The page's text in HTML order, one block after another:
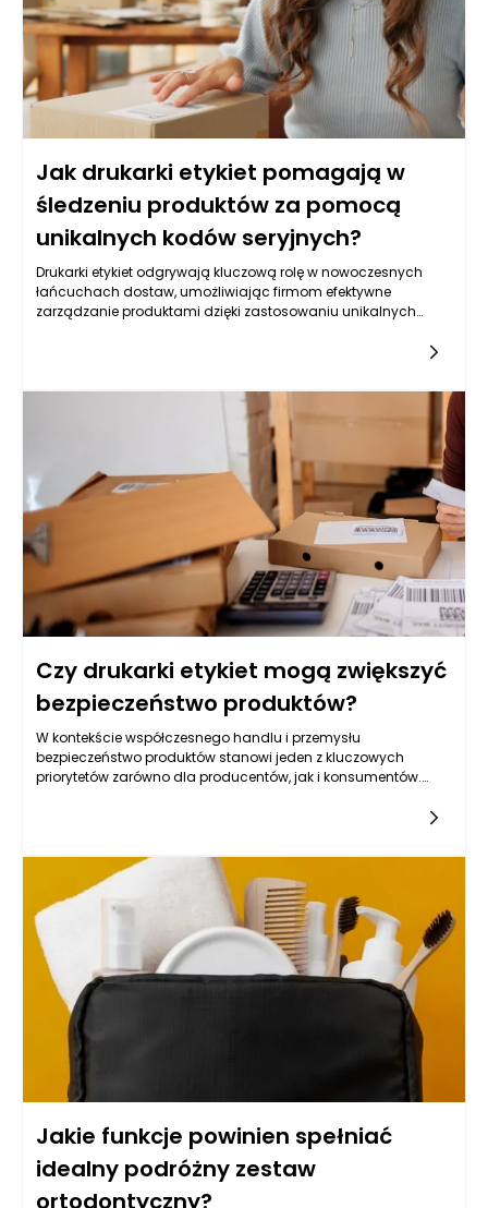
Jak drukarki etykiet pomagają w
śledzeniu produktów za pomocą
unikalnych kodów seryjnych?
Drukarki etykiet odgrywają kluczową rolę w nowoczesnych
łańcuchach dostaw, umożliwiając firmom efektywne
zarządzanie produktami dzięki zastosowaniu unikalnych
śledzenia w całym procesie logistycznym. Dzięki możliwości
personalizacji etykiet, każda z nich może zawierać różne
informacje, takie jak numery seryjne, daty produkcji,
informacje o partiach i wiele innych, co znacznie ułatwia
kontrolę nad towarami na każdym etapie ich
przemieszczenia.
Czy drukarki etykiet mogą zwiększyć
bezpieczeństwo produktów?
W kontekście współczesnego handlu i przemysłu
bezpieczeństwo produktów stanowi jeden z kluczowych
priorytetów zarówno dla producentów, jak i konsumentów.
niezwykle istotną rolę, umożliwiając precyzyjne i szybkie
etykietowanie różnego rodzaju produktów. Dzięki
nowoczesnym technologiom możliwe jest drukowanie etykiet
zawierających istotne informacje, takie jak składniki, instrukcje
użytkowania, daty ważności, numery partii czy kody kreskowe.
To rozwiązanie nie tylko ułatwia identyfikację produktów, ale
także pozwala na ich lepszą kontrolę na każdym etapie
produkcji i dystrybucji. Automatyzacja tego procesu
ogranicza ryzyko błędów ludzkich, zwiększając tym samym
poziom bezpieczeństwa oraz zgodność z obowiązującymi
normami i regulacjami prawnymi.
Jakie funkcje powinien spełniać
idealny podróżny zestaw
ortodontyczny?